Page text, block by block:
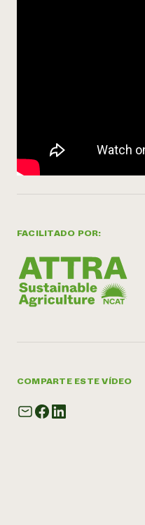
FACILITADO POR:
COMPARTE ESTE VÍDEO